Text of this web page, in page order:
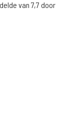
van 7,7 door